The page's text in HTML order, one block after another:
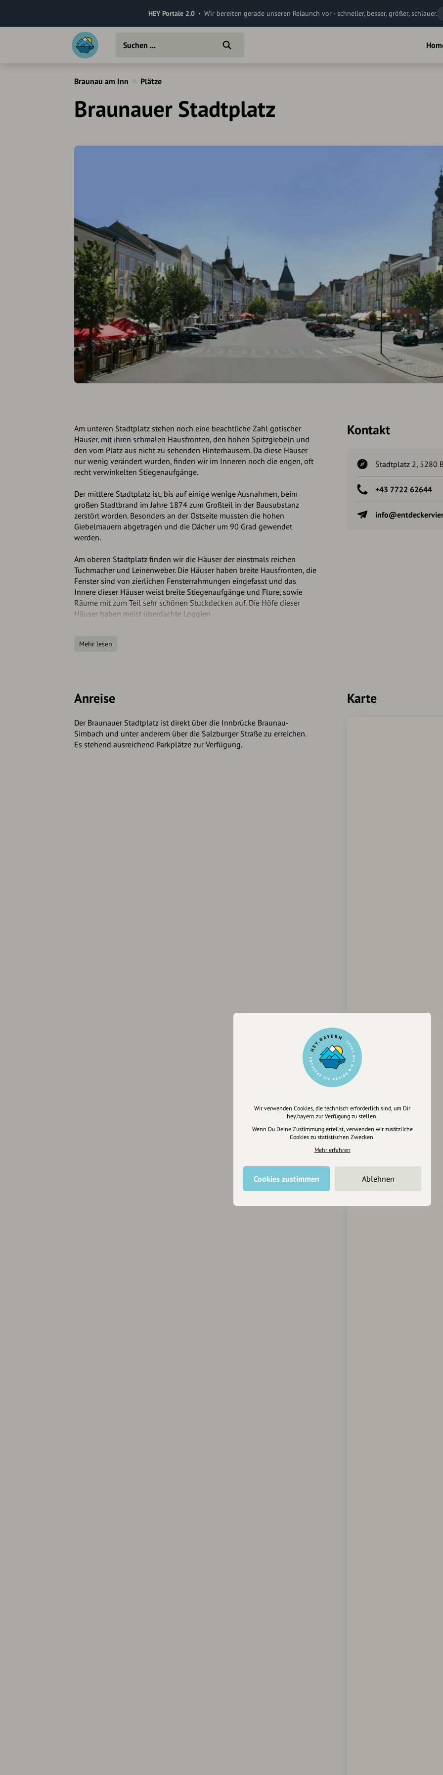
HEY Portale 2.0 Wir bereiten gerade unseren Relaunch vor - schneller, besser, größer, schlauer.
Braunau am Inn Plätze
Braunauer Stadtplatz
Am unteren Stadtplatz stehen noch eine beachtliche Zahl gotischer
Häuser, mit ihren schmalen Hausfronten, den hohen Spitzgiebeln und
den vom Platz aus nicht zu sehenden Hinterhäusern. Da diese Häuser
nur wenig verändert wurden, finden wir im Inneren noch die engen, oft
recht verwinkelten Stiegenaufgänge.
Der mittlere Stadtplatz ist, bis auf einige wenige Ausnahmen, beim
großen Stadtbrand im Jahre 1874 zum Großteil in der Bausubstanz
zerstört worden. Besonders an der Ostseite mussten die hohen
Giebelmauern abgetragen und die Dächer um 90 Grad gewendet
werden.
Am oberen Stadtplatz finden wir die Häuser der einstmals reichen
Tuchmacher und Leinenweber. Die Häuser haben breite Hausfronten, die
Fenster sind von zierlichen Fensterrahmungen eingefasst und das
Innere dieser Häuser weist breite Stiegenaufgänge und Flure, sowie
Räume mit zum Teil sehr schönen Stuckdecken auf. Die Höfe dieser
Häuser haben meist überdachte Loggien.
https://tour.3d-innviertel.at/tour/braunau-oberer-stadtplatz
Salzburger Vorstadt:
Altstadt:
https://tour.3d-innviertel.at/tour/braunau-altstadt
Mehr lesen
Kontakt
Stadtplatz 2, 5280
+43 7722 62644
Anreise
Der Braunauer Stadtplatz ist direkt über die Innbrücke Braunau-
Simbach und unter anderem über die Salzburger Straße zu erreichen.
Es stehend ausreichend Parkplätze zur Verfügung.
Karte
Wir verwenden Cookies, die technisch erforderlich sind, um Dir
hey.bayern zur Verfügung zu stellen.
Wenn Du Deine Zustimmung erteilst, verwenden wir zusätzliche
Cookies zu statistischen Zwecken.
Mehr erfahren
Cookies zustimmen Ablehnen